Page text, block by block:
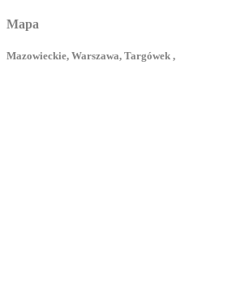
Mapa
Mazowieckie, Warszawa, Targówek ,